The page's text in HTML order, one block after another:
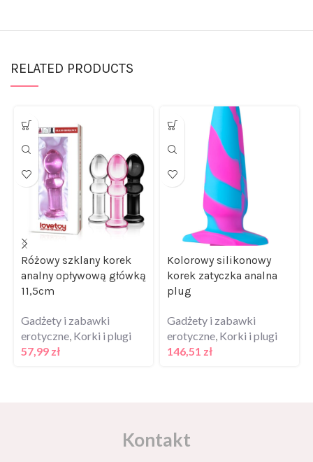
Różowy szklany korek
analny opływową główką
11,5cm
erotyczne ,Korki i plugi
57,99zł
Kolorowy silikonowy
korek zatyczka analna
plug
erotyczne ,Korki i plugi
146,51zł